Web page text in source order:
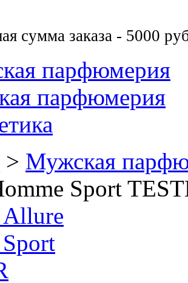
сумма заказа - 5000
парфюмерия
парфюмерия
> Мужская
Sport